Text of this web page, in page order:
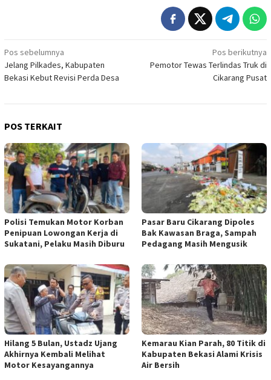
Navigasi
pos
Pos sebelumnya
Jelang Pilkades, Kabupaten
Bekasi Kebut Revisi Perda Desa
Pos berikutnya
Pemotor Tewas Terlindas Truk di
Cikarang Pusat
POS TERKAIT
Polisi Temukan Motor Korban
Penipuan Lowongan Kerja di
Sukatani, Pelaku Masih Diburu
Pasar Baru Cikarang Dipoles
Bak Kawasan Braga, Sampah
Pedagang Masih Mengusik
Hilang 5 Bulan, Ustadz Ujang
Akhirnya Kembali Melihat
Motor Kesayangannya
Kemarau Kian Parah, 80 Titik di
Kabupaten Bekasi Alami Krisis
Air Bersih